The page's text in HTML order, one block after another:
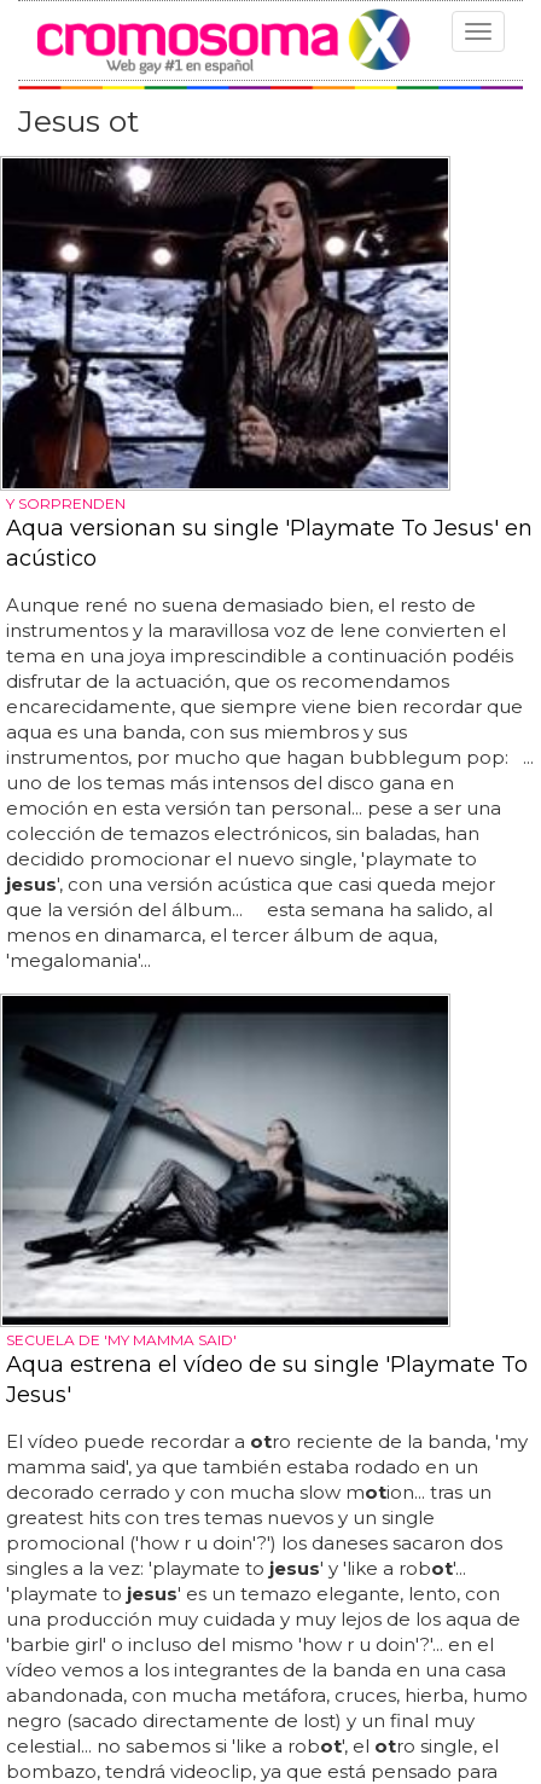
Toggle
Jesus ot
Y SORPRENDEN
Aqua versionan su single 'Playmate To Jesus' en
acústico
Aunque rené no suena demasiado bien, el resto de
instrumentos y la maravillosa voz de lene convierten el
tema en una joya imprescindible a continuación podéis
disfrutar de la actuación, que os recomendamos
encarecidamente, que siempre viene bien recordar que
aqua es una banda, con sus miembros y sus
instrumentos, por mucho que hagan bubblegum pop: ...
uno de los temas más intensos del disco gana en
emoción en esta versión tan personal... pese a ser una
colección de temazos electrónicos, sin baladas, han
decidido promocionar el nuevo single, 'playmate to
jesus', con una versión acústica que casi queda mejor
que la versión del álbum... esta semana ha salido, al
menos en dinamarca, el tercer álbum de aqua,
'megalomania'...
SECUELA DE 'MY MAMMA SAID'
Aqua estrena el vídeo de su single 'Playmate To
Jesus'
El vídeo puede recordar a otro reciente de la banda, 'my
mamma said', ya que también estaba rodado en un
decorado cerrado y con mucha slow motion... tras un
greatest hits con tres temas nuevos y un single
promocional ('how r u doin'?') los daneses sacaron dos
singles a la vez: 'playmate to jesus' y 'like a robot'...
'playmate to jesus' es un temazo elegante, lento, con
una producción muy cuidada y muy lejos de los aqua de
'barbie girl' o incluso del mismo 'how r u doin'?'... en el
vídeo vemos a los integrantes de la banda en una casa
abandonada, con mucha metáfora, cruces, hierba, humo
negro (sacado directamente de lost) y un final muy
celestial... no sabemos si 'like a robot', el otro single, el
bombazo, tendrá videoclip, ya que está pensado para